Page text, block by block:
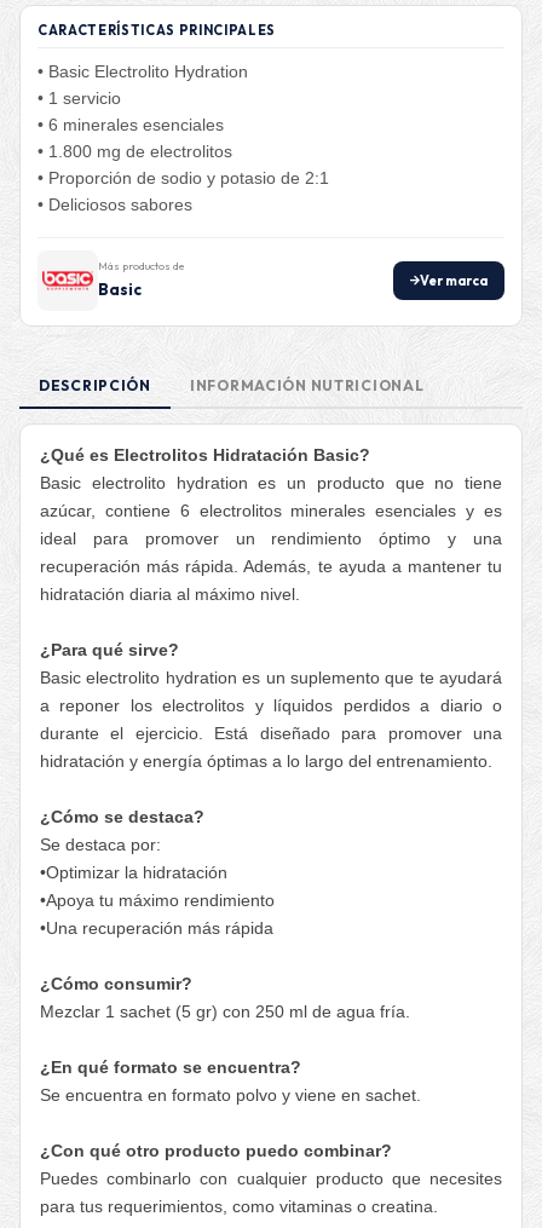
CARACTERÍSTICAS PRINCIPALES
• Basic Electrolito Hydration
• 1 servicio
• 6 minerales esenciales
• 1.800 mg de electrolitos
• Proporción de sodio y potasio de 2:1
• Deliciosos sabores
Más productos de
Basic Ver marca
DESCRIPCIÓN INFORMACIÓN NUTRICIONAL
¿Qué es Electrolitos Hidratación Basic?
Basic electrolito hydration es un producto que no tiene
azúcar, contiene 6 electrolitos minerales esenciales y es
ideal para promover un rendimiento óptimo y una
recuperación más rápida. Además, te ayuda a mantener tu
hidratación diaria al máximo nivel.
¿Para qué sirve?
Basic electrolito hydration es un suplemento que te ayudará
a reponer los electrolitos y líquidos perdidos a diario o
durante el ejercicio. Está diseñado para promover una
hidratación y energía óptimas a lo largo del entrenamiento.
¿Cómo se destaca?
Se destaca por:
•Optimizar la hidratación
•Apoya tu máximo rendimiento
•Una recuperación más rápida
¿Cómo consumir?
Mezclar 1 sachet (5 gr) con 250 ml de agua fría.
¿En qué formato se encuentra?
Se encuentra en formato polvo y viene en sachet.
¿Con qué otro producto puedo combinar?
Puedes combinarlo con cualquier producto que necesites
para tus requerimientos, como vitaminas o creatina.